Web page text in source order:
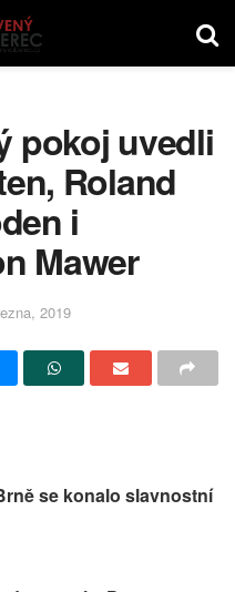
pokoj uvedli
Roland
i
Mawer
2019
se konalo slavnostní